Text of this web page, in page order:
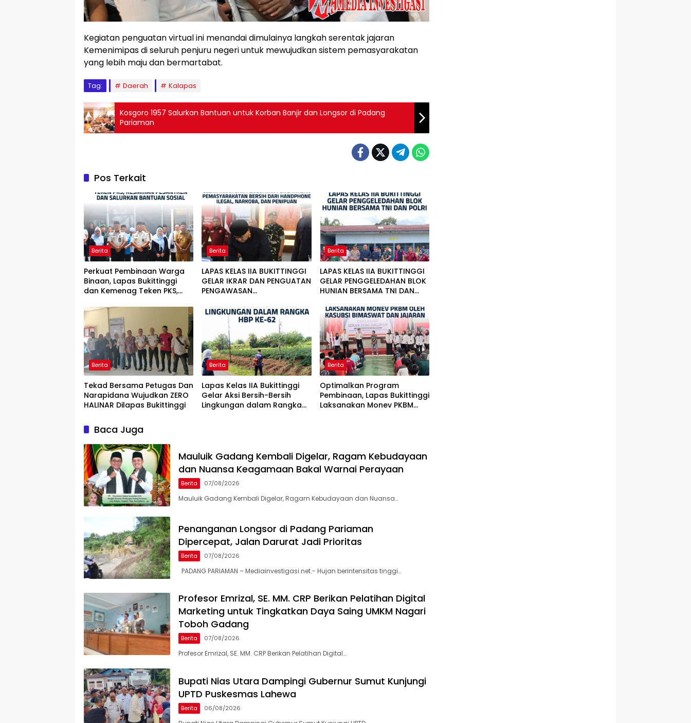
Kegiatan penguatan virtual ini menandai dimulainya langkah serentak jajaran
Kemenimipas di seluruh penjuru negeri untuk mewujudkan sistem pemasyarakatan
yang lebih maju dan bermartabat.
Tag: Daerah Kalapas
Kosgoro 1957 Salurkan Bantuan untuk Korban Banjir dan Longsor di Padang
Pariaman
Pos Terkait
Berita
Perkuat Pembinaan Warga
Binaan, Lapas Bukittinggi
dan Kemenag Teken PKS,
salurkan bantuan sosial
Berita
LAPAS KELAS IIA BUKITTINGGI
GELAR IKRAR DAN PENGUATAN
PENGAWASAN
DARI HANDPHONE ILEGAL,
NARKOBA, DAN PENIPUAN
Berita
LAPAS KELAS IIA BUKITTINGGI
GELAR PENGGELEDAHAN BLOK
HUNIAN BERSAMA TNI DAN
Berita
Tekad Bersama Petugas Dan
Narapidana Wujudkan ZERO
HALINAR Dilapas Bukittinggi
Berita
Lapas Kelas IIA Bukittinggi
Gelar Aksi Bersih-Bersih
Lingkungan dalam Rangka
Berita
Optimalkan Program
Pembinaan, Lapas Bukittinggi
Laksanakan Monev PKBM
Baca Juga
Mauluik Gadang Kembali Digelar, Ragam Kebudayaan
dan Nuansa Keagamaan Bakal Warnai Perayaan
Berita 07/08/2026
Mauluik Gadang Kembali Digelar, Ragam Kebudayaan dan Nuansa…
Penanganan Longsor di Padang Pariaman
Dipercepat, Jalan Darurat Jadi Prioritas
Berita 07/08/2026
PADANG PARIAMAN – Mediainvestigasi.net.- Hujan berintensitas tinggi…
Profesor Emrizal, SE. MM. CRP Berikan Pelatihan Digital
Marketing untuk Tingkatkan Daya Saing UMKM Nagari
Toboh Gadang
Berita 07/08/2026
Profesor Emrizal, SE. MM. CRP Berikan Pelatihan Digital…
Bupati Nias Utara Dampingi Gubernur Sumut Kunjungi
UPTD Puskesmas Lahewa
Berita 06/08/2026